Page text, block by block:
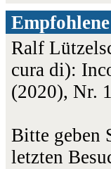
Ralf
cura di):
(2020), Nr.
Bitte geben
letzten